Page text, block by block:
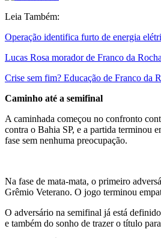
Leia Também:
Operação identifica furto de energia
Lucas Rosa morador de Franco da
Crise sem fim? Educação de Franco
Caminho até a semifinal
A caminhada começou no confronto
contra o Bahia SP, e a partida terminou
fase sem nenhuma preocupação.
Na fase de mata-mata, o primeiro
Grêmio Veterano. O jogo terminou
O adversário na semifinal já está
e também do sonho de trazer o título